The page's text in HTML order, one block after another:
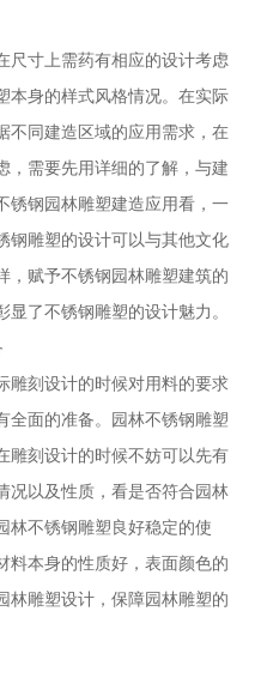
尺寸上需药有相应的设计考虑
本身的样式风格情况。在实际
不同建造区域的应用需求，在
，需要先用详细的了解，与建
锈钢园林雕塑建造应用看，一
钢雕塑的设计可以与其他文化
，赋予不锈钢园林雕塑建筑的
了不锈钢雕塑的设计魅力。
雕刻设计的时候对用料的要求
全面的准备。园林不锈钢雕塑
雕刻设计的时候不妨可以先有
况以及性质，看是否符合园林
林不锈钢雕塑良好稳定的使
料本身的性质好，表面颜色的
林雕塑设计，保障园林雕塑的